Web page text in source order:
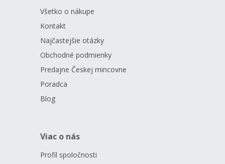
Všetko o nákupe
Kontakt
Najčastejšie otázky
Obchodné podmienky
Predajne Českej mincovne
Poradca
Blog
Viac o nás
Profil spoločnosti